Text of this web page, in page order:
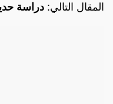
المقال التالي: دراسة